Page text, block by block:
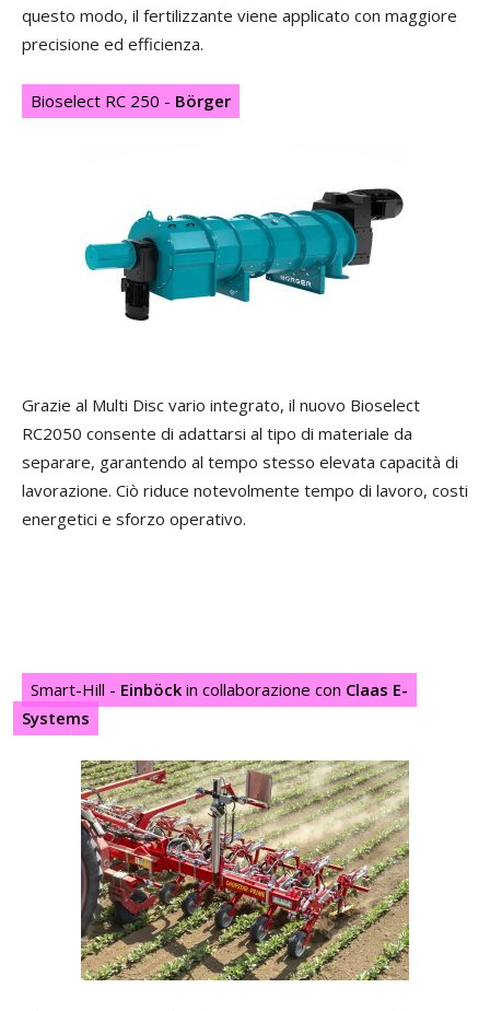
questo modo, il fertilizzante viene applicato con maggiore
precisione ed efficienza.
Bioselect RC 250 - Börger
Grazie al Multi Disc vario integrato, il nuovo Bioselect
RC2050 consente di adattarsi al tipo di materiale da
separare, garantendo al tempo stesso elevata capacità di
lavorazione. Ciò riduce notevolmente tempo di lavoro, costi
energetici e sforzo operativo.
Smart-Hill - Einböck in collaborazione con Claas E-
Systems